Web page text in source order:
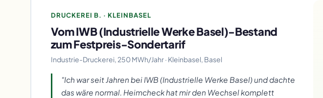
DRUCKEREI B. · KLEINBASEL
Vom IWB (Industrielle Werke Basel)-Bestand
zum Festpreis-Sondertarif
Industrie-Druckerei, 250 MWh/Jahr · Kleinbasel, Basel
"Ich war seit Jahren bei IWB (Industrielle Werke Basel) und dachte
das wäre normal. Heimcheck hat mir den Wechsel komplett